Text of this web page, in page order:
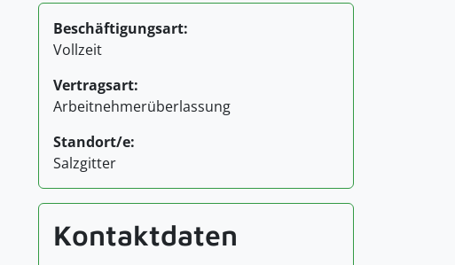
Beschäftigungsart:
Vollzeit
Vertragsart:
Arbeitnehmerüberlassung
Standort/e:
Salzgitter
Kontaktdaten